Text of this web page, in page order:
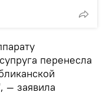
перенесла
— заявила